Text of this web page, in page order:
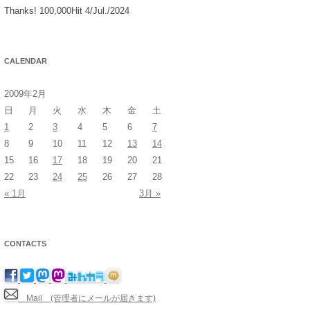
Thanks! 100,000Hit 4/Jul./2024
CALENDAR
2009年2月
日
月 火 水 木 金
土
1
2 3 4 5 6
7
8
9 10 11 12 13
14
15
16 17 18 19 20
21
22
23 24 25 26 27
28
« 1月
3月 »
CONTACTS
Mail (管理者にメールが届きます)